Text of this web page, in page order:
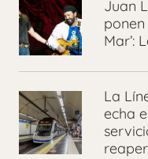
Juan
ponen
Mar’:
La
echa